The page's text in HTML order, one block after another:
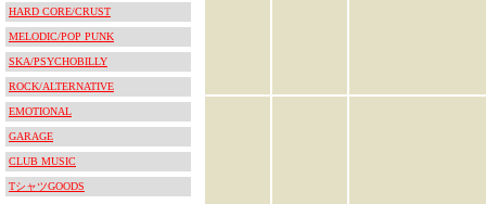
HARD CORE/CRUST
MELODIC/POP PUNK
SKA/PSYCHOBILLY
ROCK/ALTERNATIVE
EMOTIONAL
GARAGE
CLUB MUSIC
TシャツGOODS